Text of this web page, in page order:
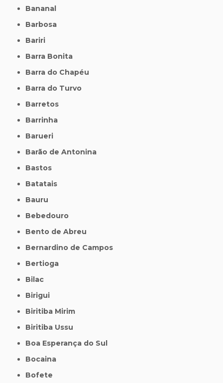
Bananal
Barbosa
Bariri
Barra Bonita
Barra do Chapéu
Barra do Turvo
Barretos
Barrinha
Barueri
Barão de Antonina
Bastos
Batatais
Bauru
Bebedouro
Bento de Abreu
Bernardino de Campos
Bertioga
Bilac
Birigui
Biritiba Mirim
Biritiba Ussu
Boa Esperança do Sul
Bocaina
Bofete